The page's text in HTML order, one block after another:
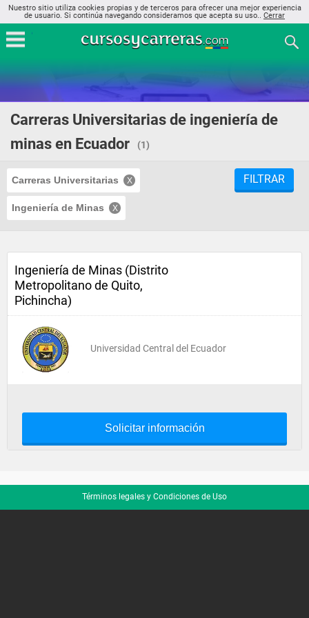
Nuestro sitio utiliza cookies propias y de terceros para ofrecer una mejor experiencia
de usuario. Si continúa navegando consideramos que acepta su uso.. Cerrar
Carreras Universitarias de ingeniería de
minas en Ecuador
(1)
Carreras Universitarias
Ingeniería de Minas
FILTRAR
Ingeniería de Minas (Distrito
Metropolitano de Quito,
Pichincha)
Universidad Central del Ecuador
Solicitar información
Términos legales y Condiciones de Uso